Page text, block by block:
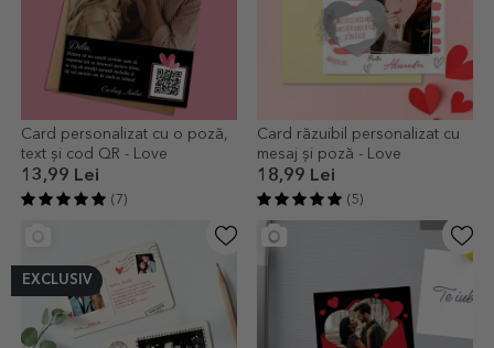
Card personalizat cu o poză,
text și cod QR - Love
13,99 Lei
(7)
Card răzuibil personalizat cu
mesaj și poză - Love
18,99 Lei
(5)
EXCLUSIV